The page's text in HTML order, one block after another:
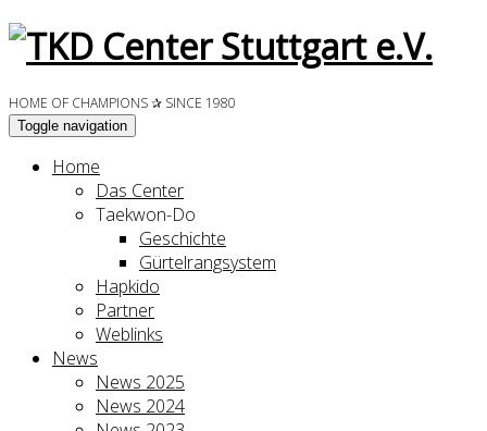
HOME OF CHAMPIONS ✰ SINCE 1980
Toggle navigation
Home
Das Center
Taekwon-Do
Geschichte
Gürtelrangsystem
Hapkido
Partner
Weblinks
News
News 2025
News 2024